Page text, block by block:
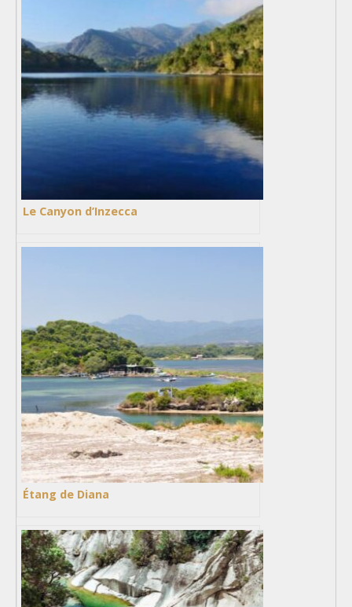
Le Canyon d’Inzecca
Étang de Diana